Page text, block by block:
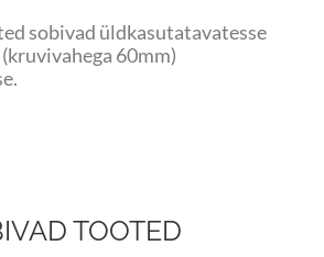
sobivad üldkasutatavatesse
60mm)
TOOTED